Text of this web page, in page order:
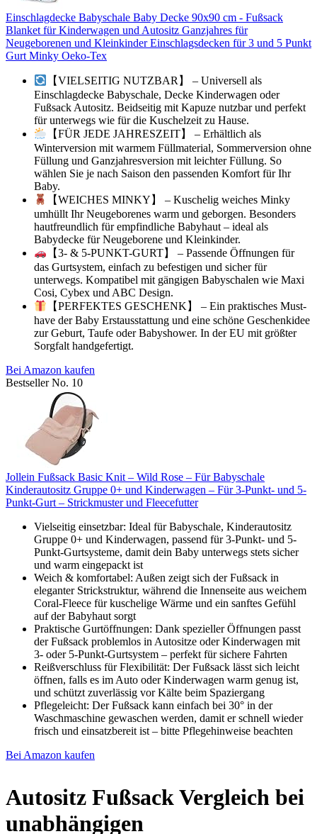
Einschlagdecke Babyschale Baby Decke 90x90 cm - Fußsack
Blanket für Kinderwagen und Autositz Ganzjahres für
Neugeborenen und Kleinkinder Einschlagsdecken für 3 und 5 Punkt
Gurt Minky Oeko-Tex
【VIELSEITIG NUTZBAR】 – Universell als
Einschlagdecke Babyschale, Decke Kinderwagen oder
Fußsack Autositz. Beidseitig mit Kapuze nutzbar und perfekt
für unterwegs wie für die Kuschelzeit zu Hause.
【FÜR JEDE JAHRESZEIT】 – Erhältlich als
Winterversion mit warmem Füllmaterial, Sommerversion ohne
Füllung und Ganzjahresversion mit leichter Füllung. So
wählen Sie je nach Saison den passenden Komfort für Ihr
Baby.
【WEICHES MINKY】 – Kuschelig weiches Minky
umhüllt Ihr Neugeborenes warm und geborgen. Besonders
hautfreundlich für empfindliche Babyhaut – ideal als
Babydecke für Neugeborene und Kleinkinder.
【3- & 5-PUNKT-GURT】 – Passende Öffnungen für
das Gurtsystem, einfach zu befestigen und sicher für
unterwegs. Kompatibel mit gängigen Babyschalen wie Maxi
Cosi, Cybex und ABC Design.
【PERFEKTES GESCHENK】 – Ein praktisches Must-
have der Baby Erstausstattung und eine schöne Geschenkidee
zur Geburt, Taufe oder Babyshower. In der EU mit größter
Sorgfalt handgefertigt.
Bei Amazon kaufen
Bestseller No. 10
Jollein Fußsack Basic Knit – Wild Rose – Für Babyschale
Kinderautositz Gruppe 0+ und Kinderwagen – Für 3-Punkt- und 5-
Punkt-Gurt – Strickmuster und Fleecefutter
Vielseitig einsetzbar: Ideal für Babyschale, Kinderautositz
Gruppe 0+ und Kinderwagen, passend für 3-Punkt- und 5-
Punkt-Gurtsysteme, damit dein Baby unterwegs stets sicher
und warm eingepackt ist
Weich & komfortabel: Außen zeigt sich der Fußsack in
eleganter Strickstruktur, während die Innenseite aus weichem
Coral-Fleece für kuschelige Wärme und ein sanftes Gefühl
auf der Babyhaut sorgt
Praktische Gurtöffnungen: Dank spezieller Öffnungen passt
der Fußsack problemlos in Autositze oder Kinderwagen mit
3- oder 5-Punkt-Gurtsystem – perfekt für sichere Fahrten
Reißverschluss für Flexibilität: Der Fußsack lässt sich leicht
öffnen, falls es im Auto oder Kinderwagen warm genug ist,
und schützt zuverlässig vor Kälte beim Spaziergang
Pflegeleicht: Der Fußsack kann einfach bei 30° in der
Waschmaschine gewaschen werden, damit er schnell wieder
frisch und einsatzbereit ist – bitte Pflegehinweise beachten
Bei Amazon kaufen
Autositz Fußsack Vergleich bei
unabhängigen